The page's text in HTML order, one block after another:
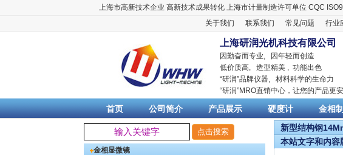
上海市高新技术企业 高新技术成果转化 上海市计量制造许可单位 CQC
关于我们
联系我们 常见问题 行业
上海研润光机科技有限公司
因勤奋而专业, 因年轻而创造
低价质高, 造型精美 , 功能出色
“研润”品牌仪器, 材料科学的生命力
“研润”MRO直销中心，让您的产品更
首页 公司简介 产品展示 硬度计 金相
金相显微镜
新型结构钢
本站文字和内容